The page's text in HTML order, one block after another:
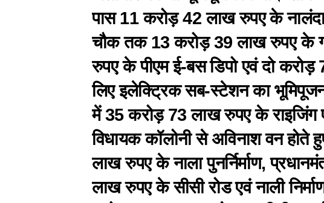
पास 11 करोड़ 42 लाख रुपए के
चौक तक 13 करोड़ 39 लाख रुपए के
रुपए के पीएम ई-बस डिपो एवं दो
लिए इलेक्ट्रिक सब-स्टेशन का
में 35 करोड़ 73 लाख रुपए के राइजिंग
विधायक कॉलोनी से अविनाश वन
लाख रुपए के नाला पुनर्निर्माण,
लाख रुपए के सीसी रोड एवं नाली